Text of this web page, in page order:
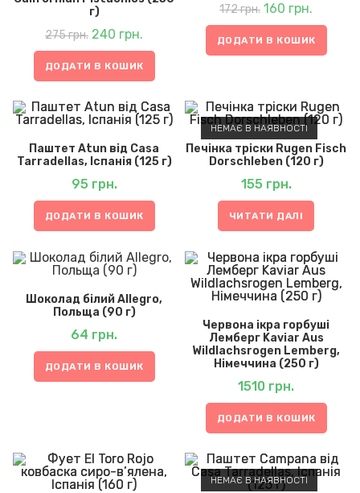
г)
275грн. Оригінальна
ціна:
275 грн..
240 грн.
ДОДАТИ В КОШИК
172грн. Оригінальна
ціна:
172 грн..
160 грн.
ДОДАТИ В КОШИК
Паштет Atun від Casa
Tarradellas, Іспанія (125 г)
95 грн.
ДОДАТИ В КОШИК
НЕМАЄ В НАЯВНОСТІ
Печінка тріски Rugen Fisch
Dorschleben (120 г)
155 грн.
ЧИТАТИ ДАЛІ
Шоколад білий Allegro,
Польща (90 г)
64 грн.
ДОДАТИ В КОШИК
Червона ікра горбуші
Лемберг Kaviar Aus
Wildlachsrogen Lemberg,
Німеччина (250 г)
1510 грн.
ДОДАТИ В КОШИК
НЕМАЄ В НАЯВНОСТІ